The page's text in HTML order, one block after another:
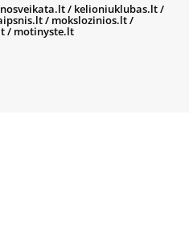
/ kelioniuklubas.lt/
/ mokslozinios.lt/
/ motinyste.lt